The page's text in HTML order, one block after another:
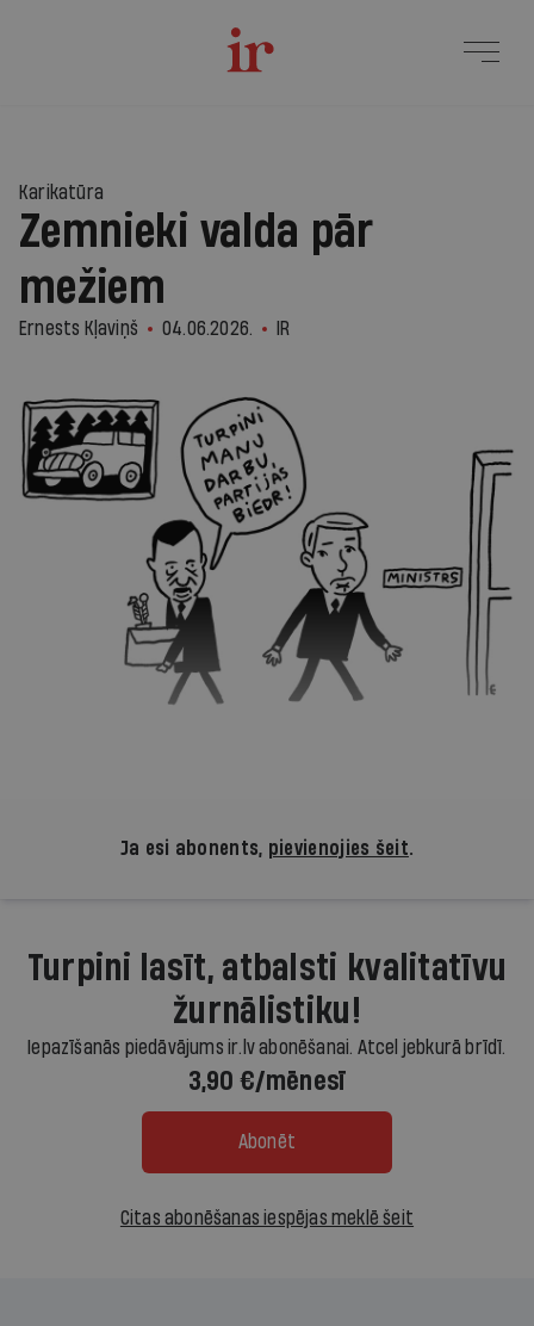
Karikatūra
Zemnieki valda pār
mežiem
Ernests Kļaviņš 04.06.2026. IR
Ja esi abonents, pievienojies šeit.
Turpini lasīt, atbalsti kvalitatīvu
žurnālistiku!
Iepazīšanās piedāvājums ir.lv abonēšanai. Atcel jebkurā brīdī.
3,90 €/mēnesī
Abonēt
Citas abonēšanas iespējas meklē šeit